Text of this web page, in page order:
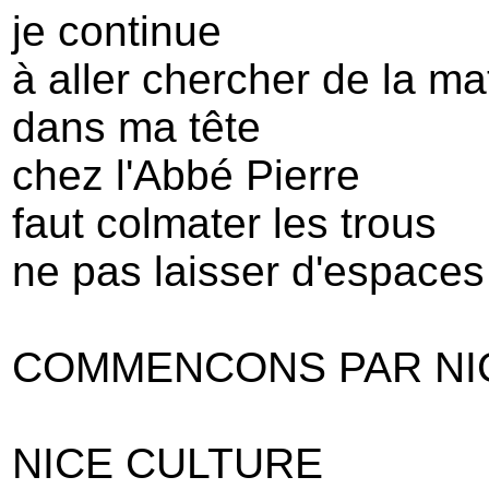
je continue
à aller chercher de la
dans ma tête
chez l'Abbé Pierre
faut colmater les trous
ne pas laisser
COMMENCONS PAR
NICE CULTURE